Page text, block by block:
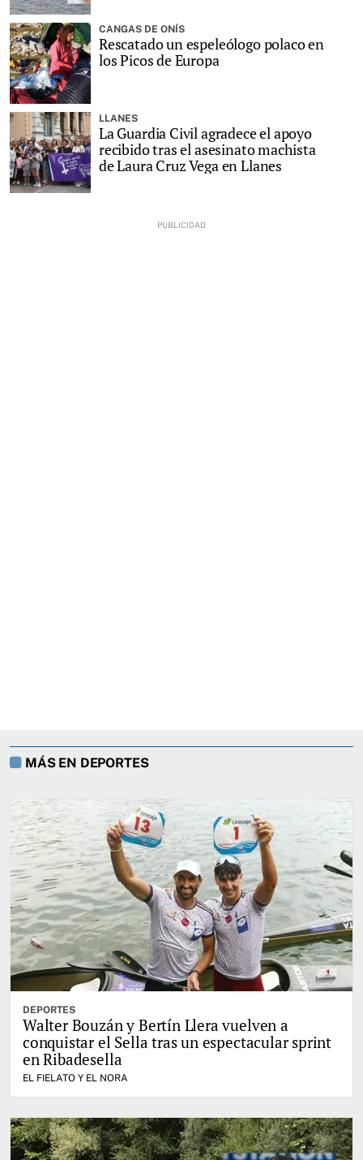
CANGAS DE ONÍS
Rescatado un espeleólogo polaco en
los Picos de Europa
LLANES
La Guardia Civil agradece el apoyo
recibido tras el asesinato machista
de Laura Cruz Vega en Llanes
MÁS EN DEPORTES
DEPORTES
Walter Bouzán y Bertín Llera vuelven a
conquistar el Sella tras un espectacular sprint
en Ribadesella
EL FIELATO Y EL NORA